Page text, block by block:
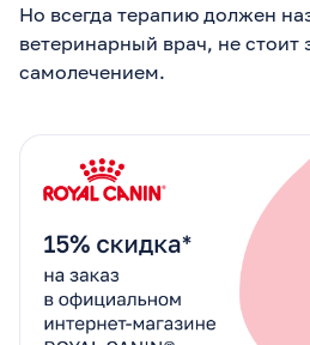
Но всегда терапию должен
ветеринарный врач, не стоит
самолечением.